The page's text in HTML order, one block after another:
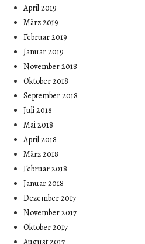
April 2019
März 2019
Februar 2019
Januar 2019
November 2018
Oktober 2018
September 2018
Juli 2018
Mai 2018
April 2018
März 2018
Februar 2018
Januar 2018
Dezember 2017
November 2017
Oktober 2017